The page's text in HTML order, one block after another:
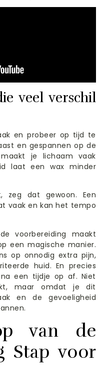
veel verschil
en probeer op tijd te
en gespannen op de
je lichaam vaak
laat een wax minder
zeg dat gewoon. Een
vaak en kan het tempo
voorbereiding maakt
een magische manier.
op onnodig extra pijn,
huid. En precies
een tijdje op af. Niet
maar omdat je dit
en de gevoeligheid
van de
Stap voor